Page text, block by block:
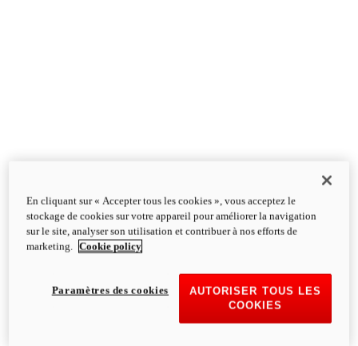
En cliquant sur « Accepter tous les cookies », vous acceptez le
stockage de cookies sur votre appareil pour améliorer la navigation
sur le site, analyser son utilisation et contribuer à nos efforts de
marketing.
Cookie policy
AUTORISER TOUS LES
COOKIES
Paramètres des cookies